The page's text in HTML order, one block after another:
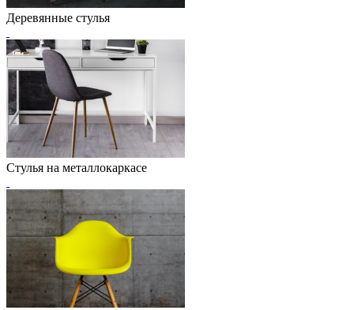
Деревянные стулья
Стулья на металлокаркасе